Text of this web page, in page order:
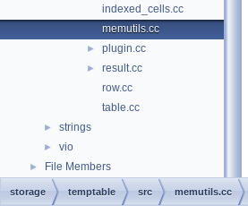
indexed_cells.cc
memutils.cc
► plugin.cc
►
result.cc
row.cc
table.cc
► strings
► vio
► File Members
storage temptable src memutils.cc